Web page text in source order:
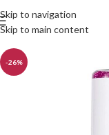
Skip to navigation
Skip to main content
-26%